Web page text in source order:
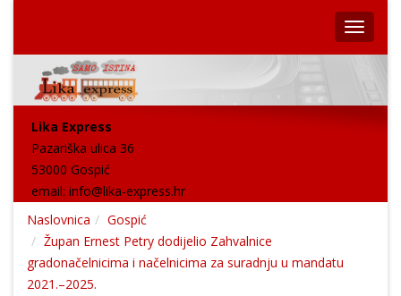
Lika Express
Pazariška ulica 36
53000 Gospić
email: info@lika-express.hr
Naslovnica
Gospić
Župan Ernest Petry dodijelio Zahvalnice
gradonačelnicima i načelnicima za suradnju u mandatu
2021.–2025.